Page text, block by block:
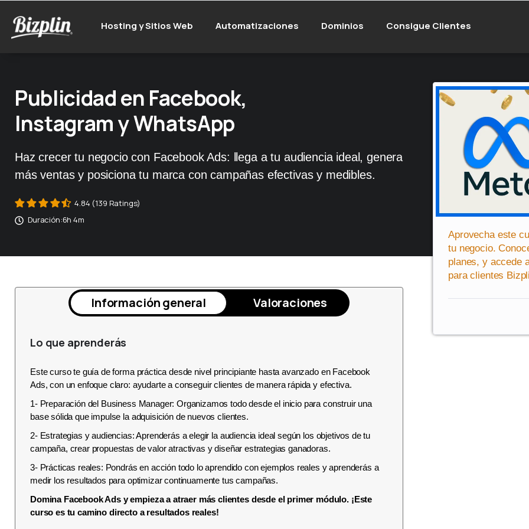
Hosting y Sitios Web Automatizaciones Dominios Consigue Clientes
Publicidad en Facebook,
Instagram y WhatsApp
Haz crecer tu negocio con Facebook Ads: llega a tu audiencia ideal, genera
más ventas y posiciona tu marca con campañas efectivas y medibles.
4.84 (139 Ratings)
Duración:6h 4m
Información general Valoraciones
Lo que aprenderás
Este curso te guía de forma práctica desde nivel principiante hasta avanzado en Facebook
Ads, con un enfoque claro: ayudarte a conseguir clientes de manera rápida y efectiva.
1- Preparación del Business Manager: Organizamos todo desde el inicio para construir una
base sólida que impulse la adquisición de nuevos clientes.
2- Estrategias y audiencias: Aprenderás a elegir la audiencia ideal según los objetivos de tu
campaña, crear propuestas de valor atractivas y diseñar estrategias ganadoras.
3- Prácticas reales: Pondrás en acción todo lo aprendido con ejemplos reales y aprenderás a
medir los resultados para optimizar continuamente tus campañas.
Domina Facebook Ads y empieza a atraer más clientes desde el primer módulo. ¡Este
curso es tu camino directo a resultados reales!
Aprovecha este
tu negocio.
planes, y accede
para clientes